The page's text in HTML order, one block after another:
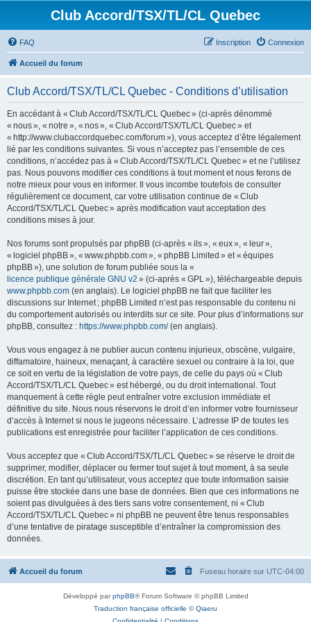
Club Accord/TSX/TL/CL Quebec
FAQ Connexion
Inscription
Accueil du forum
Club Accord/TSX/TL/CL Quebec - Conditions d’utilisation
En accédant à « Club Accord/TSX/TL/CL Quebec » (ci-après dénommé
« nous », « notre », « nos », « Club Accord/TSX/TL/CL Quebec » et
« http://www.clubaccordquebec.com/forum »), vous acceptez d’être légalement
lié par les conditions suivantes. Si vous n’acceptez pas l’ensemble de ces
conditions, n’accédez pas à « Club Accord/TSX/TL/CL Quebec » et ne l’utilisez
pas. Nous pouvons modifier ces conditions à tout moment et nous ferons de
notre mieux pour vous en informer. Il vous incombe toutefois de consulter
régulièrement ce document, car votre utilisation continue de « Club
Accord/TSX/TL/CL Quebec » après modification vaut acceptation des
conditions mises à jour.
Nos forums sont propulsés par phpBB (ci-après « ils », « eux », « leur »,
« logiciel phpBB », « www.phpbb.com », « phpBB Limited » et « équipes
phpBB »), une solution de forum publiée sous la «
licence publique générale GNU v2 » (ci-après « GPL »), téléchargeable depuis
www.phpbb.com (en anglais). Le logiciel phpBB ne fait que faciliter les
discussions sur Internet ; phpBB Limited n’est pas responsable du contenu ni
du comportement autorisés ou interdits sur ce site. Pour plus d’informations sur
phpBB, consultez : https://www.phpbb.com/(en anglais).
Vous vous engagez à ne publier aucun contenu injurieux, obscène, vulgaire,
diffamatoire, haineux, menaçant, à caractère sexuel ou contraire à la loi, que
ce soit en vertu de la législation de votre pays, de celle du pays où « Club
Accord/TSX/TL/CL Quebec » est hébergé, ou du droit international. Tout
manquement à cette règle peut entraîner votre exclusion immédiate et
définitive du site. Nous nous réservons le droit d’en informer votre fournisseur
d’accès à Internet si nous le jugeons nécessaire. L’adresse IP de toutes les
publications est enregistrée pour faciliter l’application de ces conditions.
Vous acceptez que « Club Accord/TSX/TL/CL Quebec » se réserve le droit de
supprimer, modifier, déplacer ou fermer tout sujet à tout moment, à sa seule
discrétion. En tant qu’utilisateur, vous acceptez que toute information saisie
puisse être stockée dans une base de données. Bien que ces informations ne
soient pas divulguées à des tiers sans votre consentement, ni « Club
Accord/TSX/TL/CL Quebec » ni phpBB ne peuvent être tenus responsables
d’une tentative de piratage susceptible d’entraîner la compromission des
données.
Accueil du forum Fuseau horaire sur UTC-04:00
Développé parphpBB® Forum Software © phpBB Limited
Traduction française officielle ©Qiaeru